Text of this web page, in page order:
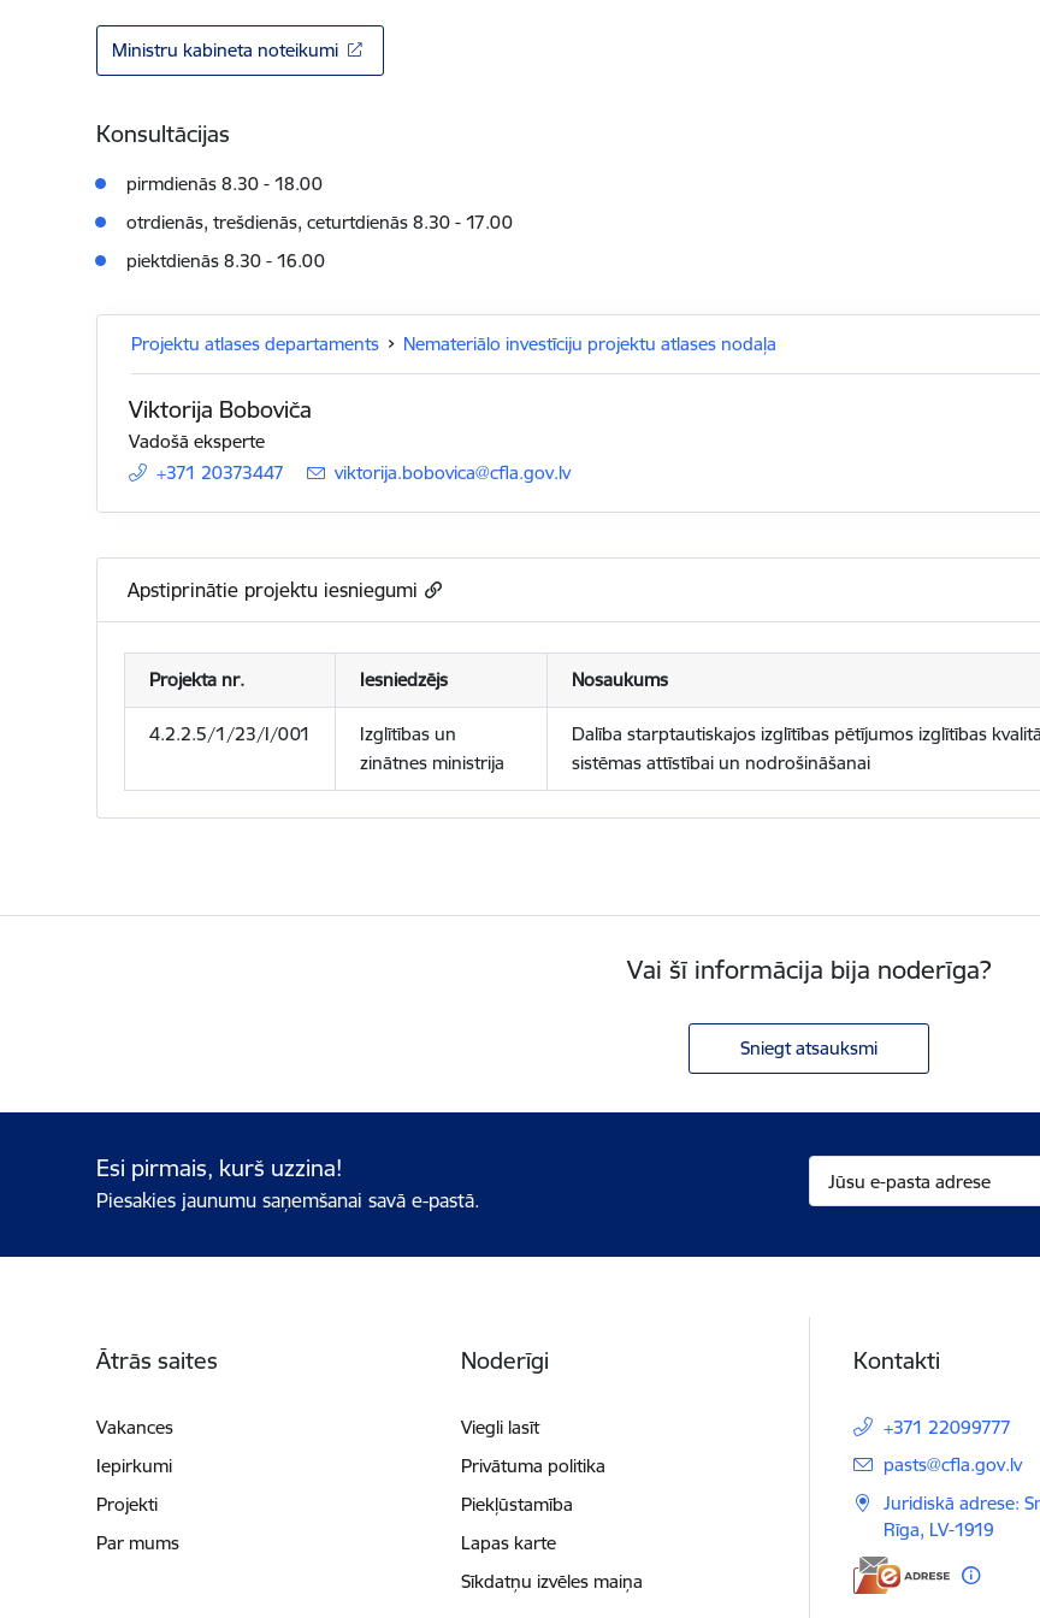
Ministru kabineta noteikumi
Konsultācijas
pirmdienās 8.30 - 18.00
otrdienās, trešdienās, ceturtdienās 8.30 - 17.00
piektdienās 8.30 - 16.00
Projektu atlases departaments Nemateriālo investīciju projektu atlases nodaļa
Viktorija Boboviča
Vadošā eksperte
+371 20373447
E-pasts:
viktorija.bobovica@cfla.gov.lv
Apstiprinātie projektu iesniegumi
Projekta nr. Iesniedzējs Nosaukums
4.2.2.5/1/23/I/001
Izglītības un
zinātnes ministrija
Dalība starptautiskajos izglītības pētījumos izglītības
sistēmas attīstībai un nodrošināšanai
Vai šī informācija bija noderīga?
Sniegt atsauksmi
Esi pirmais, kurš uzzina!
Piesakies jaunumu saņemšanai savā e-pastā.
Ātrās saites
Vakances
Iepirkumi
Projekti
Par mums
Noderīgi
Viegli lasīt
Privātuma politika
Piekļūstamība
Lapas karte
Sīkdatņu izvēles maiņa
Kontakti
+371 22099777
E-pasts:
pasts@cfla.gov.lv
Juridiskā adrese:
Rīga, LV-1919